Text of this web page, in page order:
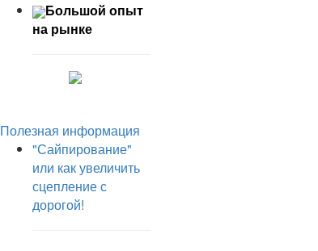
Большой опыт
на рынке
Полезная информация
"Сайпирование"
или как увеличить
сцепление с
дорогой!